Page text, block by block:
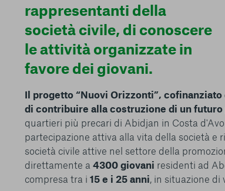
sulla privacy
simili sono una parte fondamentale del funzionamento
L’obiettivo principale dei cookie è rendere l’esperienza
ed efficiente, nonché consentirci di migliorare i nostri
stessa. Inoltre, i cookie vengono utilizzati per mostrare
per l’utente quando visita i siti Web e le app di
tutte le informazioni sui cookie che utilizziamo e sarà
secondo le proprie preferenze, salvo i Cookie
rappresentanti della
società civile, di conoscere
le attività organizzate in
favore dei giovani.
Il progetto “Nuovi Orizzonti”,
di contribuire alla costruzione di un futuro
quartieri più precari di Abidjan in Costa
partecipazione attiva alla vita della società e
società civile attive nel settore della
direttamente a 4300 giovani residenti ad
compresa tra i 15 e i 25 anni , in situazione di